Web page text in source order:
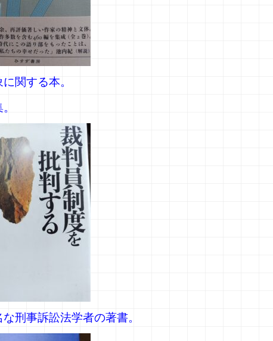
関する本。
刑事訴訟法学者の著書。